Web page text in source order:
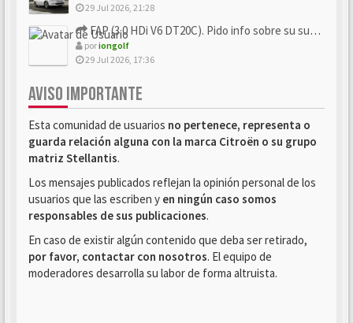
29 Jul 2026, 21:28
FAP (3.0 HDi V6 DT20C). Pido info sobre su sustitución
poriongolf
29 Jul 2026, 17:36
AVISO IMPORTANTE
Esta comunidad de usuarios no pertenece, representa o
guarda relación alguna con la marca Citroën o su grupo
matriz Stellantis.
Los mensajes publicados reflejan la opinión personal de los
usuarios que las escriben y en ningún caso somos
responsables de sus publicaciones.
En caso de existir algún contenido que deba ser retirado,
por favor, contactar con nosotros. El equipo de
moderadores desarrolla su labor de forma altruista.